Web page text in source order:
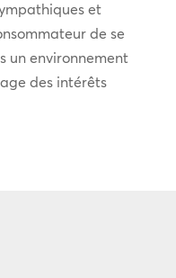
et
de se
un environnement
des intérêts